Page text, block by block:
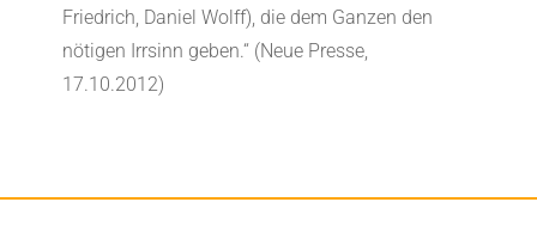
Friedrich, Daniel Wolff), die dem Ganzen den
nötigen Irrsinn geben.“ (Neue Presse,
17.10.2012)